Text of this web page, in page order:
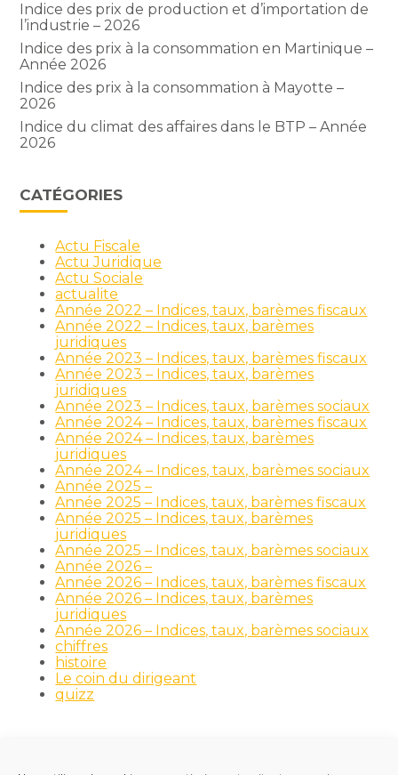
Indice des prix de production et d’importation de
l’industrie – 2026
Indice des prix à la consommation en Martinique –
Année 2026
Indice des prix à la consommation à Mayotte –
2026
Indice du climat des affaires dans le BTP – Année
2026
CATÉGORIES
Actu Fiscale
Actu Juridique
Actu Sociale
actualite
Année 2022 – Indices, taux, barèmes fiscaux
Année 2022 – Indices, taux, barèmes
juridiques
Année 2023 – Indices, taux, barèmes fiscaux
Année 2023 – Indices, taux, barèmes
juridiques
Année 2023 – Indices, taux, barèmes sociaux
Année 2024 – Indices, taux, barèmes fiscaux
Année 2024 – Indices, taux, barèmes
juridiques
Année 2024 – Indices, taux, barèmes sociaux
Année 2025 –
Année 2025 – Indices, taux, barèmes fiscaux
Année 2025 – Indices, taux, barèmes
juridiques
Année 2025 – Indices, taux, barèmes sociaux
Année 2026 –
Année 2026 – Indices, taux, barèmes fiscaux
Année 2026 – Indices, taux, barèmes
juridiques
Année 2026 – Indices, taux, barèmes sociaux
chiffres
histoire
Le coin du dirigeant
quizz